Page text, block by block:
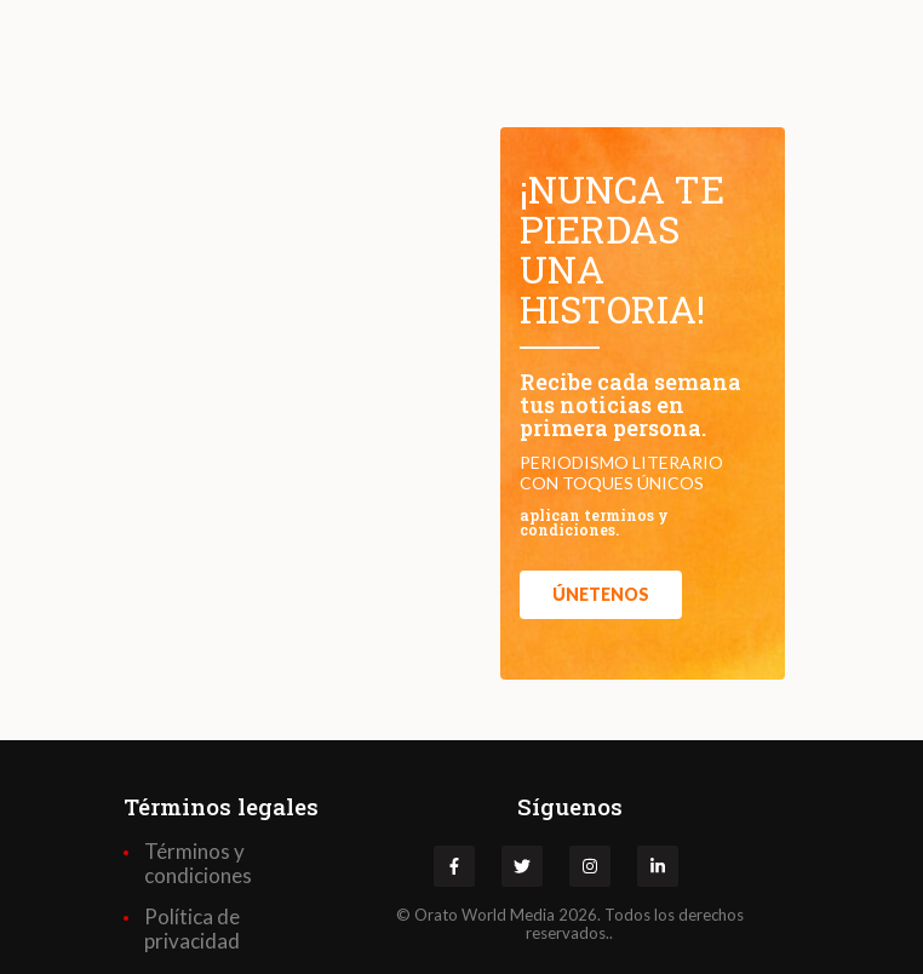
¡NUNCA TE
PIERDAS
UNA
HISTORIA!
Recibe cada semana
tus noticias en
primera persona.
PERIODISMO LITERARIO
CON TOQUES ÚNICOS
aplican terminos y
condiciones.
ÚNETENOS
Términos legales
Términos y
condiciones
Política de
privacidad
Síguenos
© Orato World Media 2026. Todos los derechos
reservados..